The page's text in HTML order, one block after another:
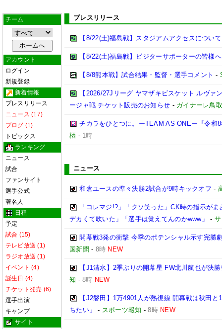
チーム
アカウント
ログイン
新規登録
新着情報
プレスリリース
ニュース (17)
ブログ (1)
トピックス
ランキング
ニュース
試合
ファンサイト
選手公式
著名人
日程
予定
試合 (15)
テレビ放送 (1)
ラジオ放送 (1)
イベント (4)
誕生日 (4)
チケット発売 (6)
選手出演
キャンプ
サイト
プレスリリース
【8/22(土)福島戦】スタジアムアクセスについて
【8/22(土)福島戦】ビジターサポーターの皆様へ
【8/8熊本戦】試合結果・監督・選手コメント -
【2026/27Jリーグ ヤマザキビスケット ルヴ
ージャ戦 チケット販売のお知らせ - ガイナーレ鳥取
チカラをひとつに。ーTEAM AS ONEー『令和
栖 - 1時
ニュース
和倉ユースの準々決勝2試合が9時キックオフ -
「コレマジ!?」「クソ笑った」CK時の指示が
デカくて吹いた」「選手は覚えてんのかwww」
-
開幕戦3発の衝撃 今季のポテンシャル示す完勝
国新聞 - 8時 NEW
【J1清水】2季ぶりの開幕星 FW北川航也が決
知 -8時 NEW
【J2磐田】1万4901人が熱視線 開幕戦は秋田
ちたい」
- スポーツ報知 -8時 NEW